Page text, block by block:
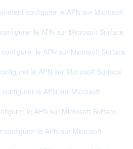
configurer le APN sur Microsoft
le APN sur Microsoft Surface
le APN sur Microsoft Surface
le APN sur Microsoft Surface
le APN sur Microsoft
le APN sur Microsoft Surface
configurer le APN sur Microsoft